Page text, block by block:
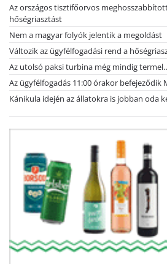
Az országos tisztifőorvos
hőségriasztást
Nem a magyar folyók jelentik a megoldást
Változik az ügyfélfogadási rend a
Az utolsó paksi turbina még mindig
Az ügyfélfogadás 11:00 órakor befejeződik
Kánikula idején az állatokra is jobban oda